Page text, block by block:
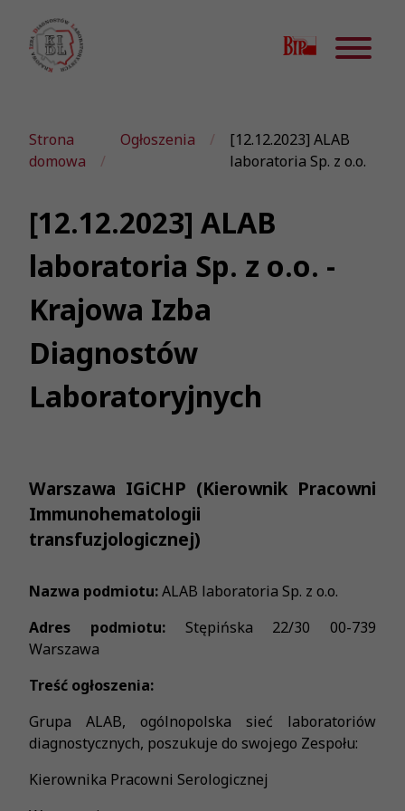
Strona
domowa
Ogłoszenia
[12.12.2023] ALAB
laboratoria Sp. z o.o.
[12.12.2023] ALAB
laboratoria Sp. z o.o. -
Krajowa Izba
Diagnostów
Laboratoryjnych
Warszawa IGiCHP (Kierownik Pracowni
Immunohematologii
transfuzjologicznej)
Nazwa podmiotu:ALAB laboratoria Sp. z o.o.
Adres podmiotu:Stępińska 22/30 00-739
Warszawa
Treść ogłoszenia:
Grupa ALAB, ogólnopolska sieć laboratoriów
diagnostycznych, poszukuje do swojego Zespołu:
Kierownika Pracowni Serologicznej